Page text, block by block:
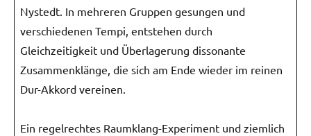
Nystedt. In mehreren Gruppen gesungen und
verschiedenen Tempi, entstehen durch
Gleichzeitigkeit und Überlagerung dissonante
Zusammenklänge, die sich am Ende wieder im reinen
Dur-Akkord vereinen.
Ein regelrechtes Raumklang-Experiment und ziemlich